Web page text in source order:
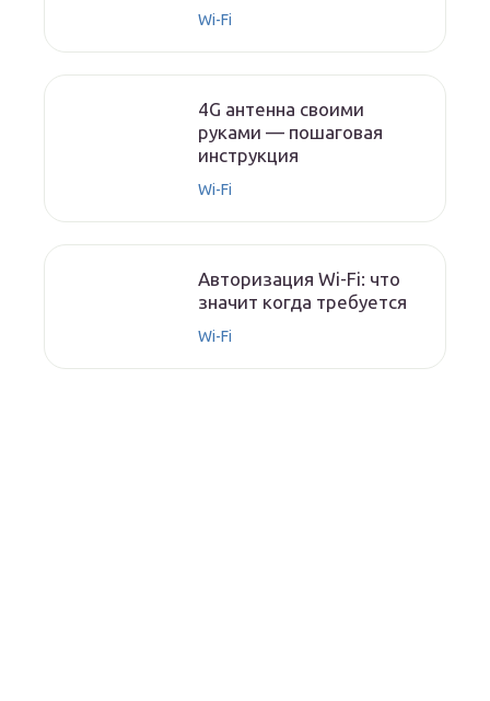
Wi-Fi
4G антенна своими
руками — пошаговая
инструкция
Wi-Fi
Авторизация Wi-Fi: что
значит когда требуется
Wi-Fi